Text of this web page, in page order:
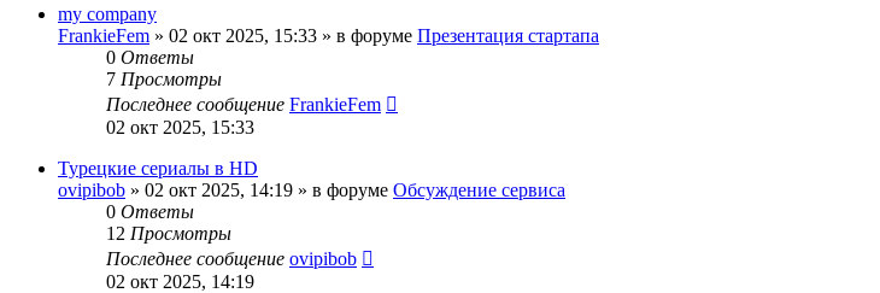
my company
FrankieFem » 02 окт 2025, 15:33 » в форуме Презентация стартапа
0 Ответы
7 Просмотры
Последнее сообщение FrankieFem
02 окт 2025, 15:33
Турецкие сериалы в HD
ovipibob » 02 окт 2025, 14:19 » в форуме Обсуждение сервиса
0 Ответы
12 Просмотры
Последнее сообщение ovipibob
02 окт 2025, 14:19